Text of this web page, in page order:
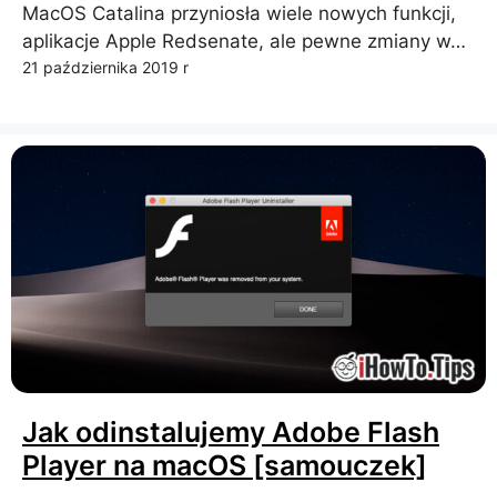
MacOS Catalina przyniosła wiele nowych funkcji,
aplikacje Apple Redsenate, ale pewne zmiany w…
21 października 2019 r
Jak odinstalujemy Adobe Flash
Player na macOS [samouczek]